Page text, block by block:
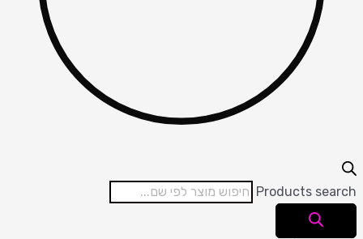
Products search